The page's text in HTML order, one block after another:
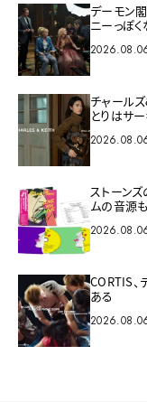
デーモン閣
ニーっぽく
チャール
とりはサ
ストーン
ムの音源
CORTIS、
ある